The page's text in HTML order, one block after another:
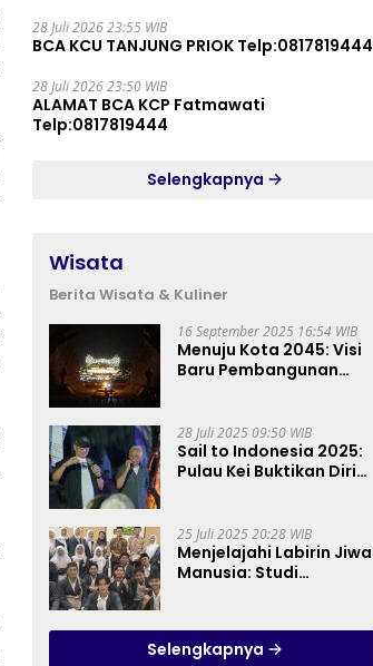
28 Juli 2026 23:55 WIB
BCA KCU TANJUNG PRIOK Telp:0817819444
28 Juli 2026 23:50 WIB
ALAMAT BCA KCP Fatmawati
Telp:0817819444
Selengkapnya
Wisata
Berita Wisata & Kuliner
16 September 2025 16:54 WIB
Menuju Kota 2045: Visi
Baru Pembangunan
28 Juli 2025 09:50 WIB
Sail to Indonesia 2025:
Pulau Kei Buktikan Diri
25 Juli 2025 20:28 WIB
Menjelajahi Labirin Jiwa
Manusia: Studi
Pandanaran di RSJ
Grhasia
Selengkapnya